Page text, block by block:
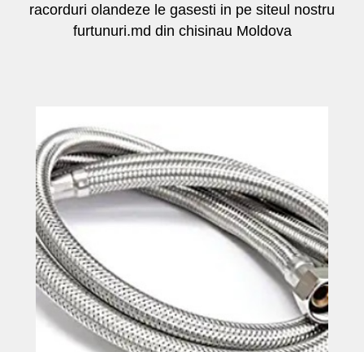
racorduri olandeze le gasesti in pe siteul nostru
furtunuri.md din chisinau Moldova